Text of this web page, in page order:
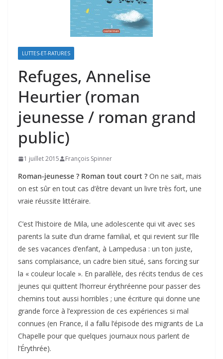
LUTTES-ET-RATURES
Refuges, Annelise
Heurtier (roman
jeunesse / roman grand
public)
1 juillet 2015 François Spinner
Roman-jeunesse ? Roman tout court ? On ne sait, mais
on est sûr en tout cas d’être devant un livre très fort, une
vraie réussite littéraire.
C’est l’histoire de Mila, une adolescente qui vit avec ses
parents la suite d’un drame familial, et qui revient sur l’île
de ses vacances d’enfant, à Lampedusa : un ton juste,
sans complaisance, un cadre bien situé, sans forcing sur
la « couleur locale ». En parallèle, des récits tendus de ces
jeunes qui quittent l’horreur érythréenne pour passer des
chemins tout aussi horribles ; une écriture qui donne une
grande force à l’expression de ces expériences si mal
connues (en France, il a fallu l’épisode des migrants de La
Chapelle pour que quelques journaux nous parlent de
l’Érythrée).